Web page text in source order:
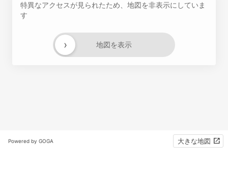
特異なアクセスが見られたため、地図を非表示にしていま
す
地図を表示
›
Powered by GOGA 大きな地図